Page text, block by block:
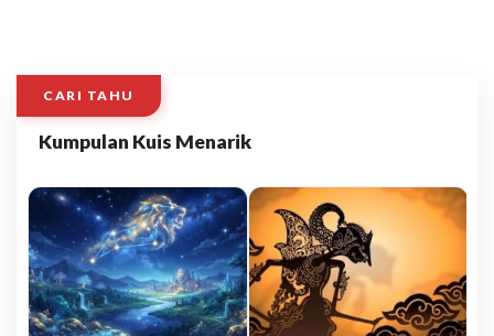
CARI TAHU
Kumpulan Kuis Menarik